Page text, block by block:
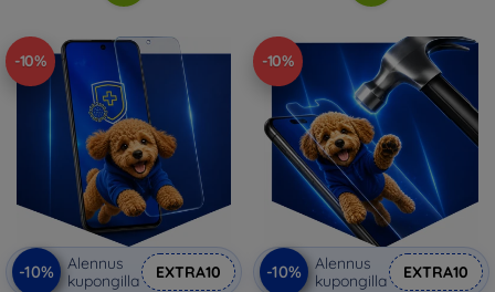
-10%
-10%
Alennus
kupongilla
EXTRA10
-10%
-10%
Alennus
kupongilla
EXTRA10